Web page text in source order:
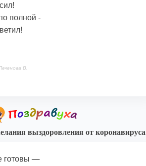
полной -
В.
выздоровления от
готовы —